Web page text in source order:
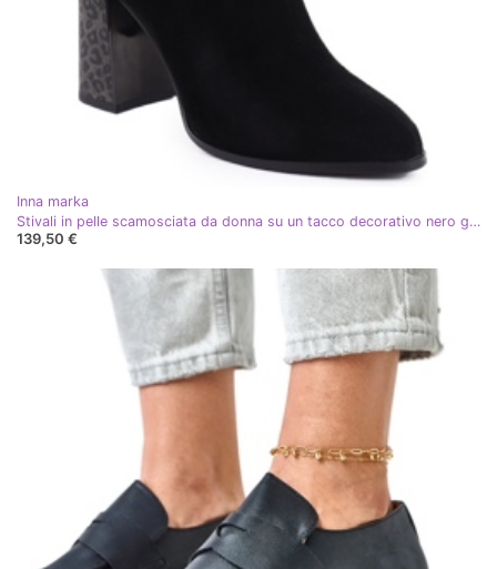
Inna marka
Stivali in pelle scamosciata da donna su un tacco decorativo nero gino fasiani 9210
139,50 €